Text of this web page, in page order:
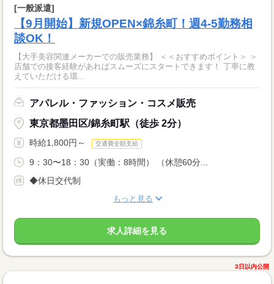
[一般派遣]
【9月開始】新規OPEN×錦糸町！週4-5勤務相
談OK！
【大手美容関連メーカーでの販売業務】 ＜＜おすすめポイント＞ ＞
店舗での接客経験があればスムーズにスタートできます！ 丁寧に教
えていただける環...
アパレル・ファッション・コスメ販売
東京都墨田区/錦糸町駅（徒歩 2分）
時給1,800円～ 交通費全額支給
9：30〜18：30（実働：8時間） （休憩60分...
◆休日交代制
もっと見る
求人詳細を見る
3日以内公開